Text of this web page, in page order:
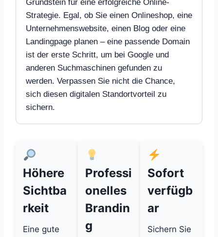
Grundstein für eine erfolgreiche Online-
Strategie. Egal, ob Sie einen Onlineshop, eine
Unternehmenswebsite, einen Blog oder eine
Landingpage planen – eine passende Domain
ist der erste Schritt, um bei Google und
anderen Suchmaschinen gefunden zu
werden. Verpassen Sie nicht die Chance,
sich diesen digitalen Standortvorteil zu
sichern.
Höhere
Sichtba
rkeit
Eine gute
Professi
onelles
Brandin
g
Sofort
verfügb
ar
Sichern Sie